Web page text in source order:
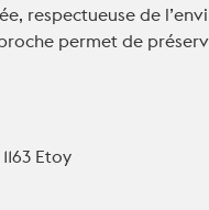
respectueuse de
permet de
Etoy